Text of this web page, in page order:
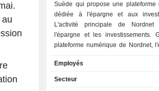
Suède qui propose une plateforme
dédiée à l'épargne et aux
L'activité principale de Nordnet
l'épargne et les investissements.
plateforme numérique de Nordnet,
d'une gamme de produits
coût, ainsi que d'une sélection de
Employés
Secteur